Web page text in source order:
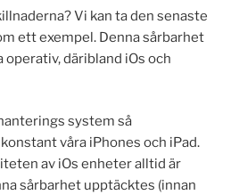
Vi kan ta den senaste
ett exempel. Denna sårbarhet
operativ, däribland iOs och
system så
våra iPhones och iPad.
av iOs enheter alltid är
sårbarhet upptäcktes (innan